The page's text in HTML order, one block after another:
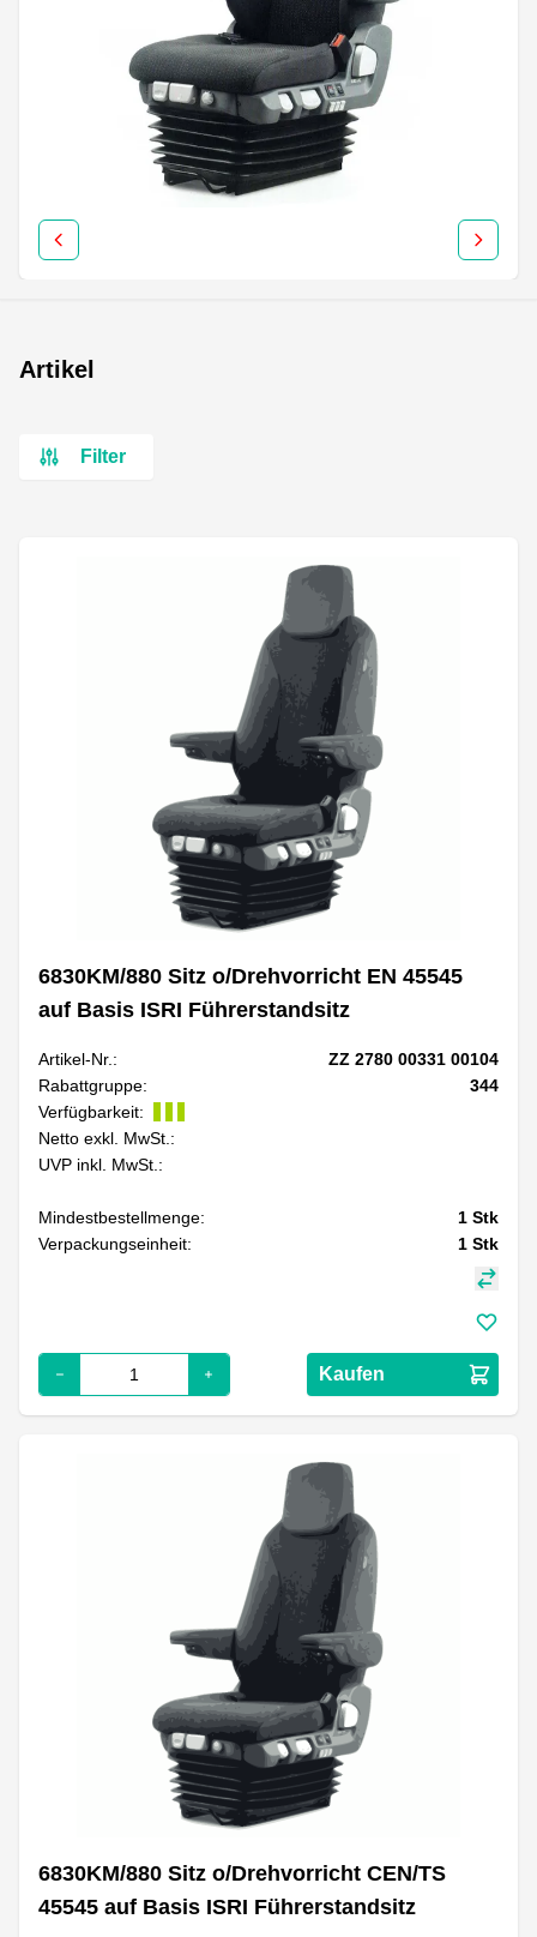
Artikel
Filter
6830KM/880 Sitz o/Drehvorricht EN 45545
auf Basis ISRI Führerstandsitz
Artikel-Nr.:
ZZ 2780 00331 00104
Rabattgruppe:
344
Verfügbarkeit:
Netto exkl. MwSt.:
UVP inkl. MwSt.:
Mindestbestellmenge: 1 Stk
Verpackungseinheit:
1 Stk
Kaufen
6830KM/880 Sitz o/Drehvorricht CEN/TS
45545 auf Basis ISRI Führerstandsitz